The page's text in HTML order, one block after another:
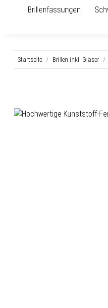
Brillenfassungen
Startseite Brillen inkl. Gläser